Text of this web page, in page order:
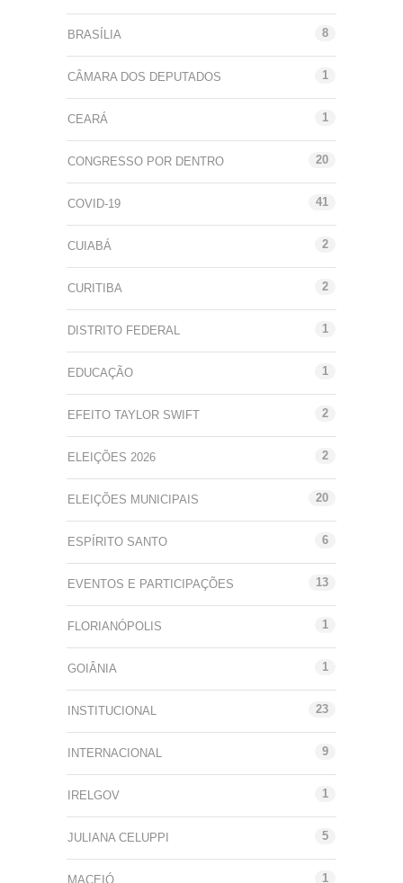
BRASÍLIA 8
CÂMARA DOS DEPUTADOS 1
CEARÁ 1
CONGRESSO POR DENTRO 20
COVID-19 41
CUIABÁ 2
CURITIBA 2
DISTRITO FEDERAL 1
EDUCAÇÃO 1
EFEITO TAYLOR SWIFT 2
ELEIÇÕES 2026 2
ELEIÇÕES MUNICIPAIS 20
ESPÍRITO SANTO 6
EVENTOS E PARTICIPAÇÕES 13
FLORIANÓPOLIS 1
GOIÂNIA 1
INSTITUCIONAL 23
INTERNACIONAL 9
IRELGOV 1
JULIANA CELUPPI 5
MACEIÓ 1